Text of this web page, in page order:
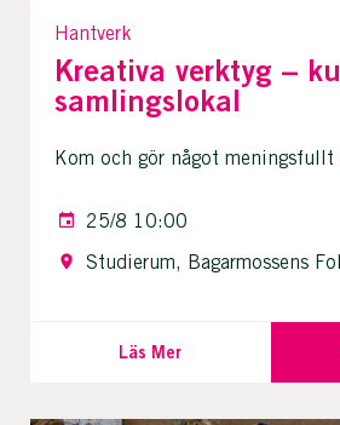
Hantverk
Kreativa verktyg –
samlingslokal
Kom och gör något
25/8 10:00
Studierum, Bagarmossens
Läs Mer